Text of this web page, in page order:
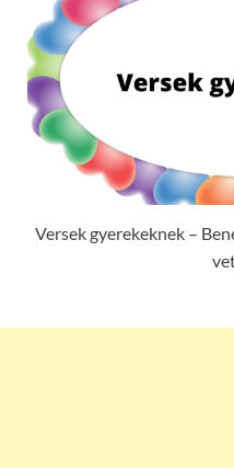
Versek gyerekeknek –